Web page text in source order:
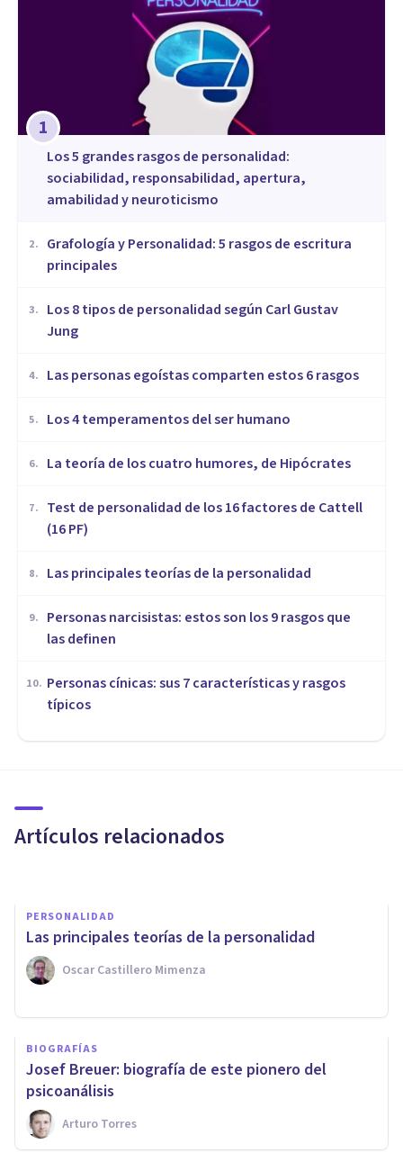
1
Los 5 grandes rasgos de personalidad:
sociabilidad, responsabilidad, apertura,
amabilidad y neuroticismo
2.
Grafología y Personalidad: 5 rasgos de escritura
principales
3.
​Los 8 tipos de personalidad según Carl Gustav
Jung
4. Las personas egoístas comparten estos 6 rasgos
5. Los 4 temperamentos del ser humano
6. ​La teoría de los cuatro humores, de Hipócrates
7.
Test de personalidad de los 16 factores de Cattell
(16 PF)
8. Las principales teorías de la personalidad
9.
Personas narcisistas: estos son los 9 rasgos que
las definen
10. Personas cínicas: sus 7 características y rasgos
típicos
Artículos relacionados
Sigmund Freud
PERSONALIDAD
Las principales teorías de la personalidad
Oscar Castillero Mimenza
BIOGRAFÍAS
Josef Breuer: biografía de este pionero del
psicoanálisis
Arturo Torres
Análisis Transaccional: la
teoría propuesta por Eric
Berne
Juan Armando Corbin